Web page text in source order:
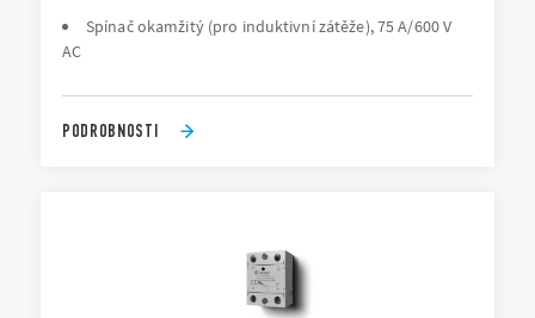
Spínač okamžitý (pro induktivní zátěže), 75 A/600 V
AC
PODROBNOSTI